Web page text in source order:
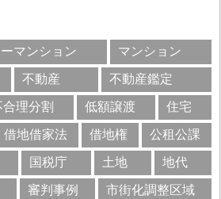
マンション マンション
不動産 不動産鑑定
合理分割 低額譲渡 住宅
借地借家法 借地権 公租公課
国税庁 土地 地代
審判事例 市街化調整区域